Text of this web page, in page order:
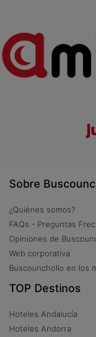
Sobre
¿Quiénes somos?
FAQs - Preguntas
Opiniones de
Web corporativa
Buscounchollo en los
TOP Destinos
Hoteles Andalucía
Hoteles Andorra